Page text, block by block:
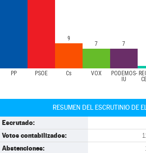
PP PSOE Cs VOX
PODEMOS-
IU
9
7 7
RESUMEN DEL ESCRUTINIO DE
Escrutado:
Votos contabilizados:
Abstenciones: